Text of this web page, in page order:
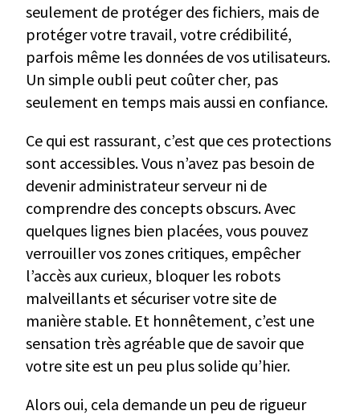
seulement de protéger des fichiers, mais de
protéger votre travail, votre crédibilité,
parfois même les données de vos utilisateurs.
Un simple oubli peut coûter cher, pas
seulement en temps mais aussi en confiance.
Ce qui est rassurant, c’est que ces protections
sont accessibles. Vous n’avez pas besoin de
devenir administrateur serveur ni de
comprendre des concepts obscurs. Avec
quelques lignes bien placées, vous pouvez
verrouiller vos zones critiques, empêcher
l’accès aux curieux, bloquer les robots
malveillants et sécuriser votre site de
manière stable. Et honnêtement, c’est une
sensation très agréable que de savoir que
votre site est un peu plus solide qu’hier.
Alors oui, cela demande un peu de rigueur